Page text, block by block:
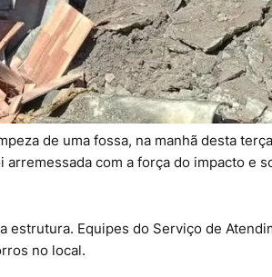
de uma fossa, na manhã desta
arremessada com a força do impacto e
estrutura. Equipes do Serviço de
no local.